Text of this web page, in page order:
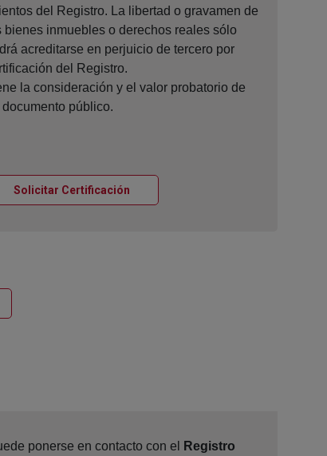
del Registro. La libertad o gravamen de
bienes inmuebles o derechos reales sólo
acreditarse en perjuicio de tercero por
del Registro.
la consideración y el valor probatorio de
documento público.
Solicitar Certificación
ponerse en contacto con el
Registro